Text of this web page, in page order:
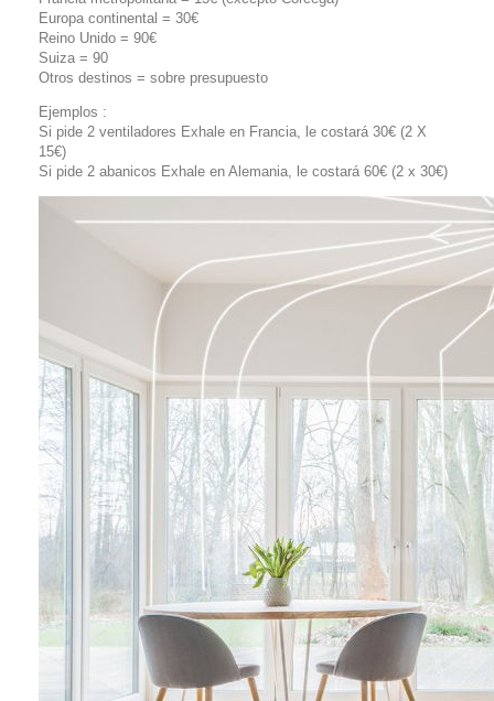
Europa continental = 30€
Reino Unido = 90€
Suiza = 90
Otros destinos = sobre presupuesto
Ejemplos :
Si pide 2 ventiladores Exhale en Francia, le costará 30€ (2 X
15€)
Si pide 2 abanicos Exhale en Alemania, le costará 60€ (2 x 30€)